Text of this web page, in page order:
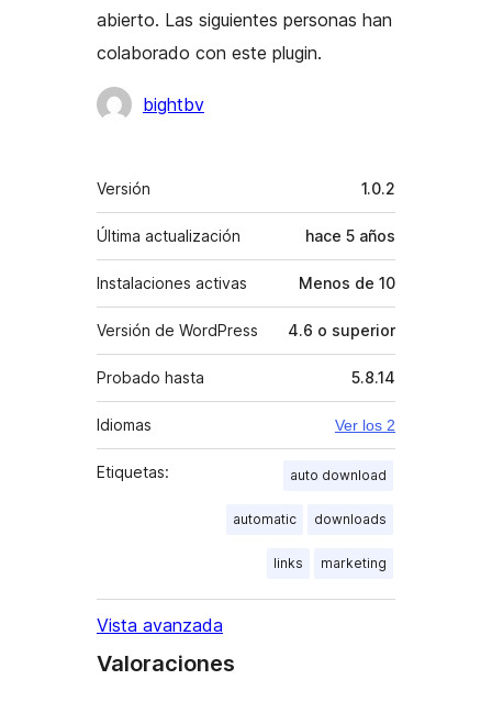
abierto. Las siguientes personas han
colaborado con este plugin.
Colaboradores
bightbv
Meta
Versión 1.0.2
Última actualización hace 5 años
Instalaciones activas Menos de 10
Versión de WordPress 4.6 o superior
Probado hasta 5.8.14
Idiomas Ver los 2
Etiquetas: auto download
automatic downloads
links marketing
Vista avanzada
Valoraciones